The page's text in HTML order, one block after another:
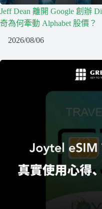
Jeff Dean 離開 Google 創辦
奇為何牽動 Alphabet 股價？
2026/08/06